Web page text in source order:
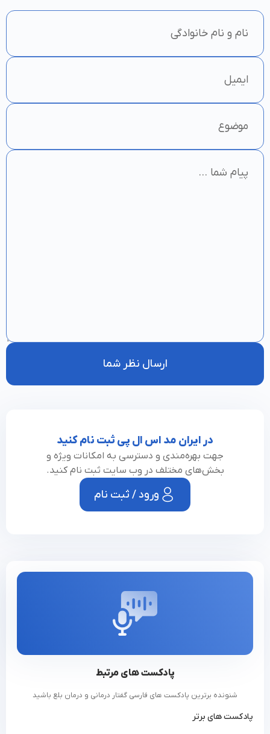
فردی بیمار طراحی شود. از سوی دیگر، درمان در
منزل انعطاف‌پذیری بیشتری از نظر زمان‌بندی
تمرینات خود را انجام دهد. همچنین،
هزینه‌های حمل و نقل کاهش می‌یابد. این
ارسال نظر شما
در ایران مد اس ال پی ثبت نام کنید
جهت بهره‌مندی و دسترسی به امکانات ویژه و
بخش‌های مختلف در وب سایت ثبت نام کنید.
ورود / ثبت نام
پادکست های مرتبط
شنونده برترین پادکست های فارسی گفتار درمانی و درمان بلع باشید
پادکست های برتر